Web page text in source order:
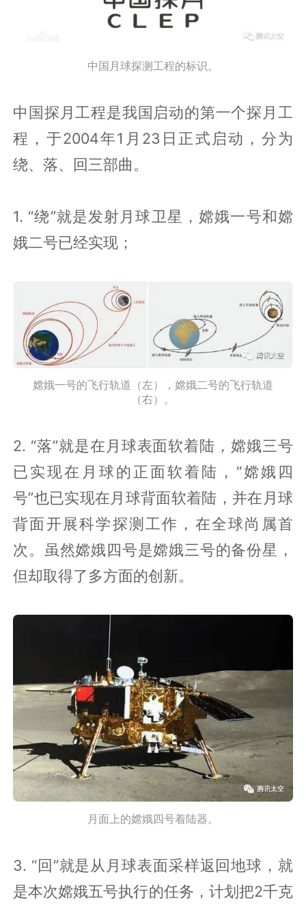
中国月球探测工程的标识。
中国探月工程是我国启动的第一个探月工
程，于2004年1月23日正式启动，分为
绕、落、回三部曲。
1. “绕”就是发射月球卫星，嫦娥一号和嫦
娥二号已经实现；
嫦娥一号的飞行轨道（左），嫦娥二号的飞行轨道
（右）。
2. “落”就是在月球表面软着陆，嫦娥三号
已实现在月球的正面软着陆，“嫦娥四
号”也已实现在月球背面软着陆，并在月球
背面开展科学探测工作，在全球尚属首
次。虽然嫦娥四号是嫦娥三号的备份星，
但却取得了多方面的创新。
月面上的嫦娥四号着陆器。
3. “回”就是从月球表面采样返回地球，就
是本次嫦娥五号执行的任务，计划把2千克